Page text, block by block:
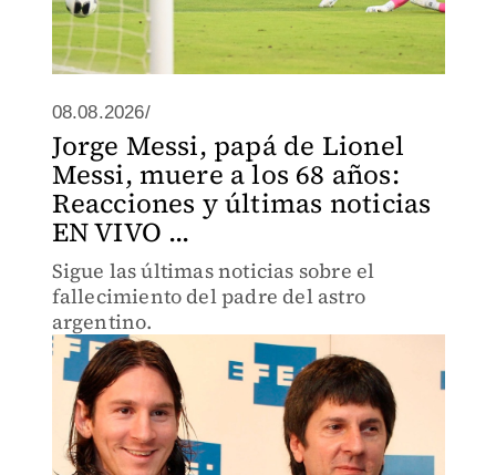
08.08.2026/
Jorge Messi, papá de Lionel
Messi, muere a los 68 años:
Reacciones y últimas noticias
EN VIVO ...
Sigue las últimas noticias sobre el
fallecimiento del padre del astro
argentino.